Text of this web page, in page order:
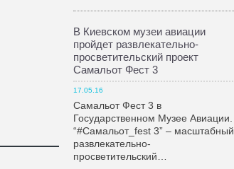
В Киевском музеи авиации
пройдет развлекательно-
просветительский проект
Самальот Фест 3
17.05.16
Самальот Фест 3 в
Государственном Музее Авиации.
“#Самальот_fest 3” – масштабный
развлекательно-
просветительский…